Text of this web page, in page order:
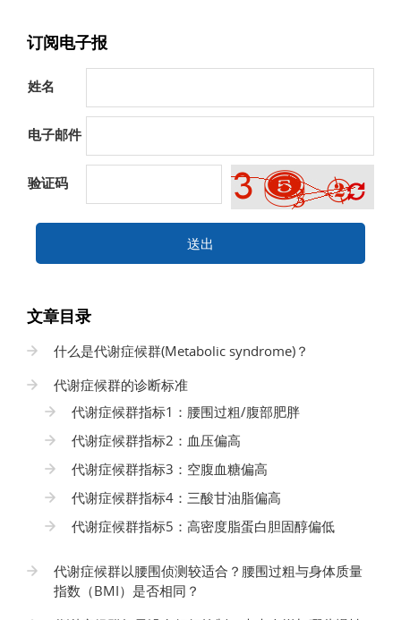
订阅电子报
姓名
电子邮件
验证码
送出
文章目录
什么是代谢症候群(Metabolic syndrome)？
代谢症候群的诊断标准
代谢症候群指标1：腰围过粗/腹部肥胖
代谢症候群指标2：血压偏高
代谢症候群指标3：空腹血糖偏高
代谢症候群指标4：三酸甘油脂偏高
代谢症候群指标5：高密度脂蛋白胆固醇偏低
代谢症候群以腰围侦测较适合？腰围过粗与身体质量
指数（BMI）是否相同？